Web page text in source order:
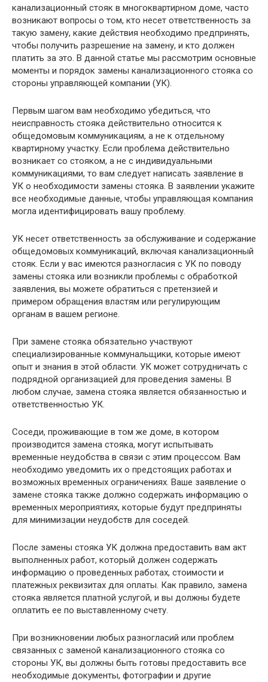
канализационный стояк в многоквартирном доме, часто
возникают вопросы о том, кто несет ответственность за
такую замену, какие действия необходимо предпринять,
чтобы получить разрешение на замену, и кто должен
платить за это. В данной статье мы рассмотрим основные
моменты и порядок замены канализационного стояка со
стороны управляющей компании (УК).
Первым шагом вам необходимо убедиться, что
неисправность стояка действительно относится к
общедомовым коммуникациям, а не к отдельному
квартирному участку. Если проблема действительно
возникает со стояком, а не с индивидуальными
коммуникациями, то вам следует написать заявление в
УК о необходимости замены стояка. В заявлении укажите
все необходимые данные, чтобы управляющая компания
могла идентифицировать вашу проблему.
УК несет ответственность за обслуживание и содержание
общедомовых коммуникаций, включая канализационный
стояк. Если у вас имеются разногласия с УК по поводу
замены стояка или возникли проблемы с обработкой
заявления, вы можете обратиться с претензией и
примером обращения властям или регулирующим
органам в вашем регионе.
При замене стояка обязательно участвуют
специализированные коммунальщики, которые имеют
опыт и знания в этой области. УК может сотрудничать с
подрядной организацией для проведения замены. В
любом случае, замена стояка является обязанностью и
ответственностью УК.
Соседи, проживающие в том же доме, в котором
производится замена стояка, могут испытывать
временные неудобства в связи с этим процессом. Вам
необходимо уведомить их о предстоящих работах и
возможных временных ограничениях. Ваше заявление о
замене стояка также должно содержать информацию о
временных мероприятиях, которые будут предприняты
для минимизации неудобств для соседей.
После замены стояка УК должна предоставить вам акт
выполненных работ, который должен содержать
информацию о проведенных работах, стоимости и
платежных реквизитах для оплаты. Как правило, замена
стояка является платной услугой, и вы должны будете
оплатить ее по выставленному счету.
При возникновении любых разногласий или проблем
связанных с заменой канализационного стояка со
стороны УК, вы должны быть готовы предоставить все
необходимые документы, фотографии и другие